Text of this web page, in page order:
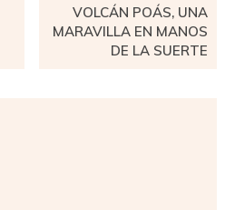
VOLCÁN POÁS, UNA
MARAVILLA EN MANOS
DE LA SUERTE